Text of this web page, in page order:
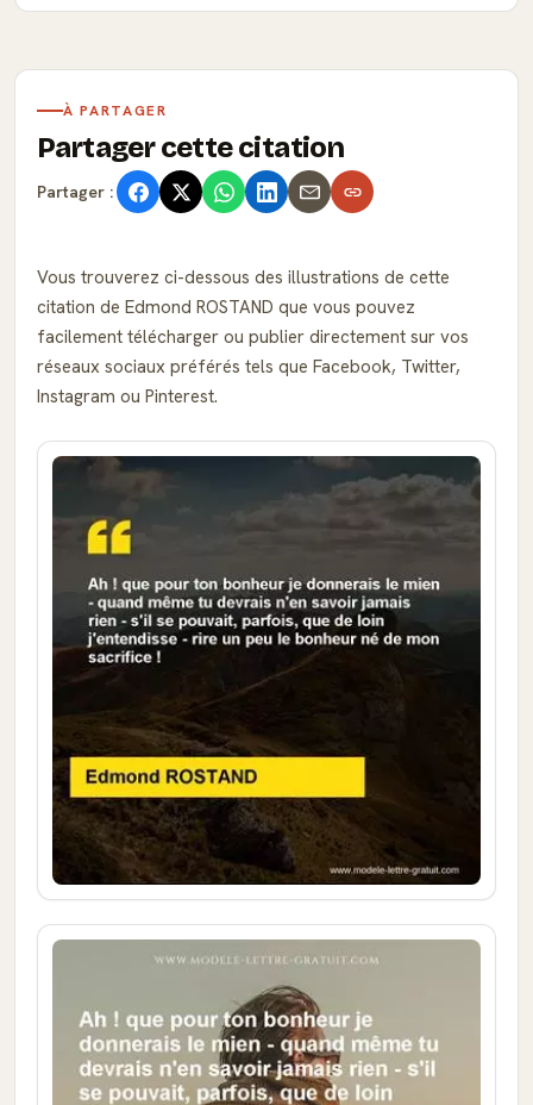
À PARTAGER
Partager cette citation
Partager :
Vous trouverez ci-dessous des illustrations de cette
citation de Edmond ROSTAND que vous pouvez
facilement télécharger ou publier directement sur vos
réseaux sociaux préférés tels que Facebook, Twitter,
Instagram ou Pinterest.